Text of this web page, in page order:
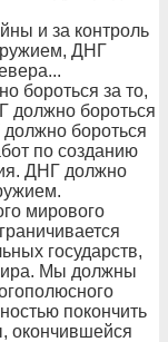
и за контроль
ДНГ
бороться за то,
должно бороться
бороться
по созданию
ДНГ должно
мирового
государств,
Мы должны
покончить
окончившейся